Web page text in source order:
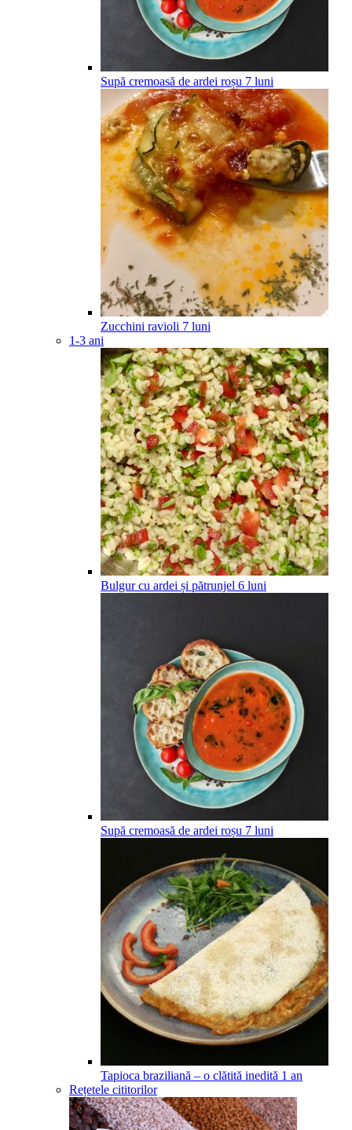
Supă cremoasă de ardei roșu 7 luni
Zucchini ravioli 7 luni
1-3 ani
Bulgur cu ardei și pătrunjel 6 luni
Supă cremoasă de ardei roșu 7 luni
Tapioca braziliană – o clătită inedită 1 an
Rețetele cititorilor